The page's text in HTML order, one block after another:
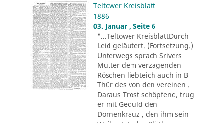
Teltower Kreisblatt
1886
03. Januar , Seite 6
"...Teltower KreisblattDurch
Leid geläutert. (Fortsetzung.)
Unterwegs sprach Srivers
Mutter dem verzagenden
Röschen liebteich auch in B
Thür des von den vereinen .
Daraus Trost schöpfend, trug
er mit Geduld den
Dornenkrauz , den ihm sein